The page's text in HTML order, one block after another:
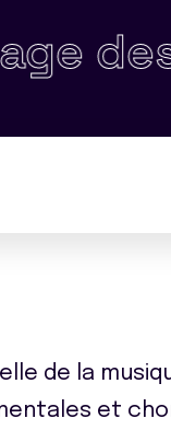
de la
et